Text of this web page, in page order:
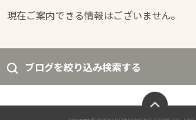
現在ご案内できる情報はございません。
ブログを絞り込み検索する